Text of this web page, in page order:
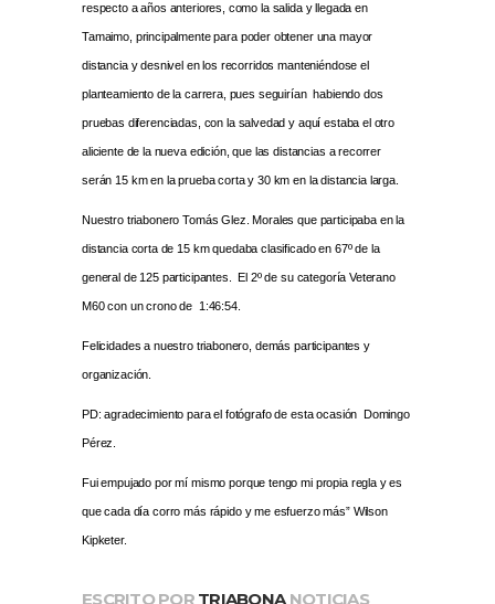
respecto a años anteriores, como la salida y llegada en
Tamaimo, principalmente para poder obtener una mayor
distancia y desnivel en los recorridos manteniéndose el
planteamiento de la carrera, pues seguirían habiendo dos
pruebas diferenciadas, con la salvedad y aquí estaba el otro
aliciente de la nueva edición, que las distancias a recorrer
serán 15 km en la prueba corta y 30 km en la distancia larga.
Nuestro triabonero Tomás Glez. Morales que participaba en la
distancia corta de 15 km quedaba clasificado en 67º de la
general de 125 participantes. El 2º de su categoría Veterano
M60 con un crono de 1:46:54.
Felicidades a nuestro triabonero, demás participantes y
organización.
PD: agradecimiento para el fotógrafo de esta ocasión Domingo
Pérez.
Fui empujado por mí mismo porque tengo mi propia regla y es
que cada día corro más rápido y me esfuerzo más” Wilson
Kipketer.
ESCRITO POR TRIABONA NOTICIAS